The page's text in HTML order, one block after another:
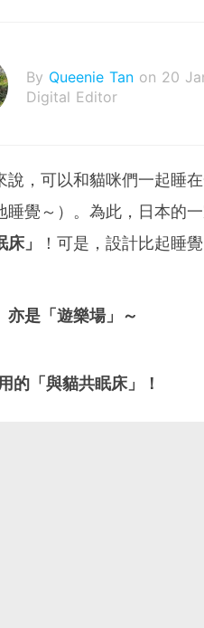
By Queenie Tan on 20
Digital Editor
說，可以和貓咪們一起睡
睡覺～）。為此，日本的
床」
！可是，設計比起睡
亦是「遊樂場」～
的「與貓共眠床」！